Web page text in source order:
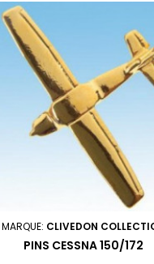
MARQUE: CLIVEDON
PINS CESSNA 150/172